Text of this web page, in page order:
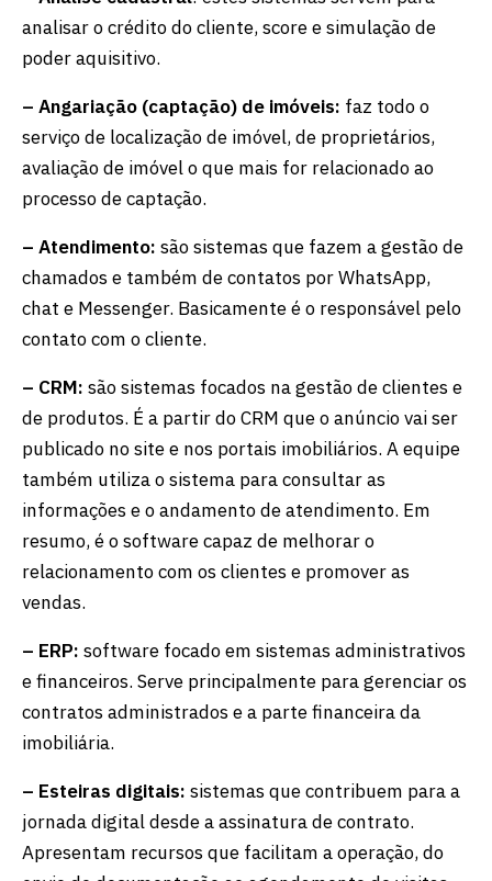
analisar o crédito do cliente, score e simulação de
poder aquisitivo.
– Angariação (captação) de imóveis: faz todo o
serviço de localização de imóvel, de proprietários,
avaliação de imóvel o que mais for relacionado ao
processo de captação.
– Atendimento: são sistemas que fazem a gestão de
chamados e também de contatos por WhatsApp,
chat e Messenger. Basicamente é o responsável pelo
contato com o cliente.
– CRM: são sistemas focados na gestão de clientes e
de produtos. É a partir do CRM que o anúncio vai ser
publicado no site e nos portais imobiliários. A equipe
também utiliza o sistema para consultar as
informações e o andamento de atendimento. Em
resumo, é o software capaz de melhorar o
relacionamento com os clientes e promover as
vendas.
– ERP: software focado em sistemas administrativos
e financeiros. Serve principalmente para gerenciar os
contratos administrados e a parte financeira da
imobiliária.
– Esteiras digitais: sistemas que contribuem para a
jornada digital desde a assinatura de contrato.
Apresentam recursos que facilitam a operação, do